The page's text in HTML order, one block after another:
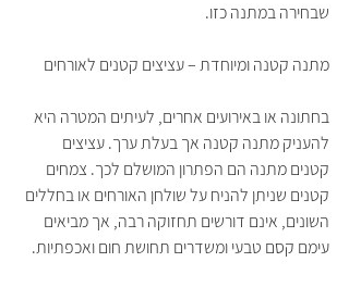
שבחירה במתנה כזו.
מתנה קטנה ומיוחדת – עציצים קטנים לאורחים
בחתונה או באירועים אחרים, לעיתים המטרה היא
להעניק מתנה קטנה אך בעלת ערך. עציצים
קטנים מתנה הם הפתרון המושלם לכך. צמחים
קטנים שניתן להניח על שולחן האורחים או בחללים
השונים, אינם דורשים תחזוקה רבה, אך מביאים
עימם קסם טבעי ומשדרים תחושת חום ואכפתיות.